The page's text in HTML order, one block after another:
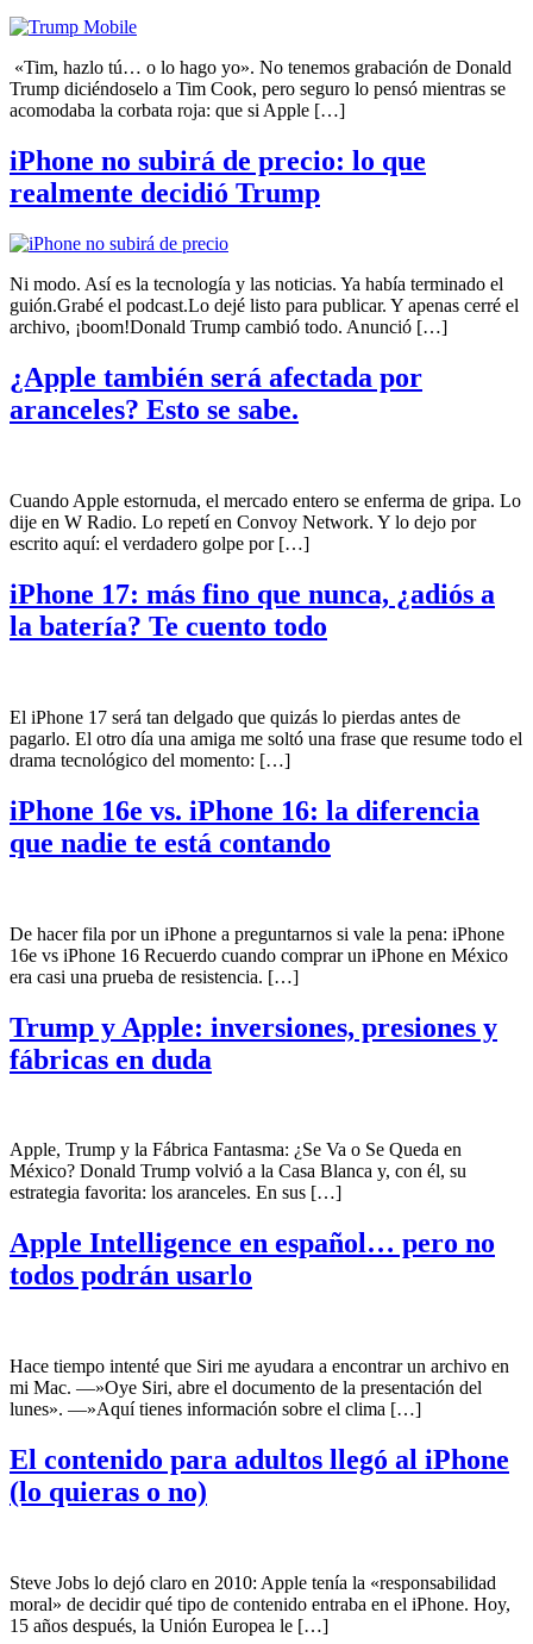
«Tim, hazlo tú… o lo hago yo». No tenemos grabación de Donald
Trump diciéndoselo a Tim Cook, pero seguro lo pensó mientras se
acomodaba la corbata roja: que si Apple […]
iPhone no subirá de precio: lo que
realmente decidió Trump
Ni modo. Así es la tecnología y las noticias. Ya había terminado el
guión.Grabé el podcast.Lo dejé listo para publicar. Y apenas cerré el
archivo, ¡boom!Donald Trump cambió todo. Anunció […]
¿Apple también será afectada por
aranceles? Esto se sabe.
Cuando Apple estornuda, el mercado entero se enferma de gripa. Lo
dije en W Radio. Lo repetí en Convoy Network. Y lo dejo por
escrito aquí: el verdadero golpe por […]
iPhone 17: más fino que nunca, ¿adiós a
la batería? Te cuento todo
El iPhone 17 será tan delgado que quizás lo pierdas antes de
pagarlo. El otro día una amiga me soltó una frase que resume todo el
drama tecnológico del momento: […]
iPhone 16e vs. iPhone 16: la diferencia
que nadie te está contando
De hacer fila por un iPhone a preguntarnos si vale la pena: iPhone
16e vs iPhone 16 Recuerdo cuando comprar un iPhone en México
era casi una prueba de resistencia. […]
Trump y Apple: inversiones, presiones y
fábricas en duda
Apple, Trump y la Fábrica Fantasma: ¿Se Va o Se Queda en
México? Donald Trump volvió a la Casa Blanca y, con él, su
estrategia favorita: los aranceles. En sus […]
Apple Intelligence en español… pero no
todos podrán usarlo
Hace tiempo intenté que Siri me ayudara a encontrar un archivo en
mi Mac. —»Oye Siri, abre el documento de la presentación del
lunes». —»Aquí tienes información sobre el clima […]
El contenido para adultos llegó al iPhone
(lo quieras o no)
Steve Jobs lo dejó claro en 2010: Apple tenía la «responsabilidad
moral» de decidir qué tipo de contenido entraba en el iPhone. Hoy,
15 años después, la Unión Europea le […]